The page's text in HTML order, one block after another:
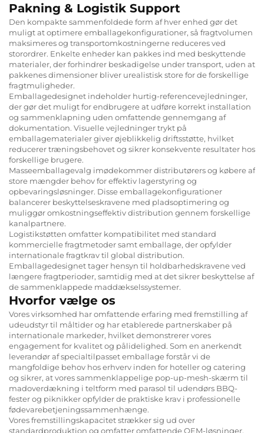
Pakning & Logistik Support
Den kompakte sammenfoldede form af hver enhed gør det
muligt at optimere emballagekonfigurationer, så fragtvolumen
maksimeres og transportomkostningerne reduceres ved
storordrer. Enkelte enheder kan pakkes ind med beskyttende
materialer, der forhindrer beskadigelse under transport, uden at
pakkenes dimensioner bliver urealistisk store for de forskellige
fragtmuligheder.
Emballagedesignet indeholder hurtig-referencevejledninger,
der gør det muligt for endbrugere at udføre korrekt installation
og sammenklapning uden omfattende gennemgang af
dokumentation. Visuelle vejledninger trykt på
emballagematerialer giver øjeblikkelig driftsstøtte, hvilket
reducerer træningsbehovet og sikrer konsekvente resultater hos
forskellige brugere.
Masseemballagevalg imødekommer distributørers og købere af
store mængder behov for effektiv lagerstyring og
opbevaringsløsninger. Disse emballagekonfigurationer
balancerer beskyttelseskravene med pladsoptimering og
muliggør omkostningseffektiv distribution gennem forskellige
kanalpartnere.
Logistikstøtten omfatter kompatibilitet med standard
kommercielle fragtmetoder samt emballage, der opfylder
internationale fragtkrav til global distribution.
Emballagedesignet tager hensyn til holdbarhedskravene ved
længere fragtperioder, samtidig med at det sikrer beskyttelse af
de sammenklappede maddækselssystemer.
Hvorfor vælge os
Vores virksomhed har omfattende erfaring med fremstilling af
udeudstyr til måltider og har etablerede partnerskaber på
internationale markeder, hvilket demonstrerer vores
engagement for kvalitet og pålidelighed. Som en anerkendt
leverandør af specialtilpasset emballage forstår vi de
mangfoldige behov hos erhverv inden for hoteller og catering
og sikrer, at vores sammenklappelige pop-up-mesh-skærm til
madoverdækning i teltform med parasol til udendørs BBQ-
fester og piknikker opfylder de praktiske krav i professionelle
fødevarebetjeningssammenhænge.
Vores fremstillingskapacitet strækker sig ud over
standardproduktion og omfatter omfattende OEM-løsninger,